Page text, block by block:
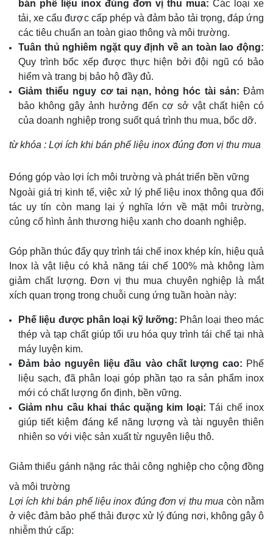
bán phế liệu inox đúng đơn vị thu mua: Các loại xe
tải, xe cẩu được cấp phép và đảm bảo tải trọng, đáp ứng
các tiêu chuẩn an toàn giao thông và môi trường.
Tuân thủ nghiêm ngặt quy định về an toàn lao động:
Quy trình bốc xếp được thực hiện bởi đội ngũ có bảo
hiểm và trang bị bảo hộ đầy đủ.
Giảm thiểu nguy cơ tai nạn, hỏng hóc tài sản: Đảm
bảo không gây ảnh hưởng đến cơ sở vật chất hiện có
của doanh nghiệp trong suốt quá trình thu mua, bốc dỡ.
từ khóa : Lợi ích khi bán phế liệu inox đúng đơn vị thu mua
Đóng góp vào lợi ích môi trường và phát triển bền vững
Ngoài giá trị kinh tế, việc xử lý phế liệu inox thông qua đối
tác uy tín còn mang lại ý nghĩa lớn về mặt môi trường,
củng cố hình ảnh thương hiệu xanh cho doanh nghiệp.
Góp phần thúc đẩy quy trình tái chế inox khép kín, hiệu quả
Inox là vật liệu có khả năng tái chế 100% mà không làm
giảm chất lượng. Đơn vị thu mua chuyên nghiệp là mắt
xích quan trọng trong chuỗi cung ứng tuần hoàn này:
Phế liệu được phân loại kỹ lưỡng: Phân loại theo mác
thép và tạp chất giúp tối ưu hóa quy trình tái chế tại nhà
máy luyện kim.
Đảm bảo nguyên liệu đầu vào chất lượng cao: Phế
liệu sạch, đã phân loại góp phần tạo ra sản phẩm inox
mới có chất lượng ổn định, bền vững.
Giảm nhu cầu khai thác quặng kim loại: Tái chế inox
giúp tiết kiệm đáng kể năng lượng và tài nguyên thiên
nhiên so với việc sản xuất từ nguyên liệu thô.
Giảm thiểu gánh nặng rác thải công nghiệp cho cộng đồng
và môi trường
Lợi ích khi bán phế liệu inox đúng đơn vị thu mua còn nằm
ở việc đảm bảo phế thải được xử lý đúng nơi, không gây ô
nhiễm thứ cấp: